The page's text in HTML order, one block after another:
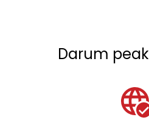
Darum